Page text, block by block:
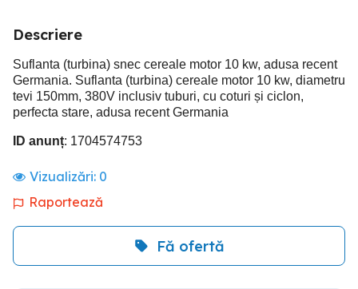
Descriere
Suflanta (turbina) snec cereale motor 10 kw, adusa recent
Germania. Suflanta (turbina) cereale motor 10 kw, diametru
tevi 150mm, 380V inclusiv tuburi, cu coturi și ciclon,
perfecta stare, adusa recent Germania
ID anunț: 1704574753
Vizualizări: 0
Raportează
Fă ofertă